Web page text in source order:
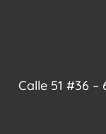
Calle 51 #36